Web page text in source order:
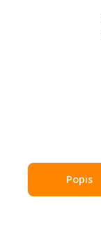
Popis